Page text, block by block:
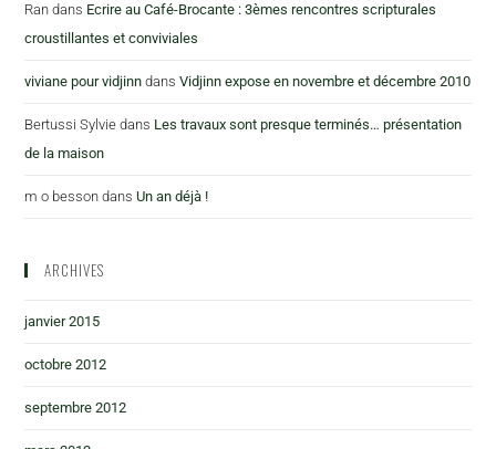
Ran dans Ecrire au Café-Brocante : 3èmes rencontres scripturales
croustillantes et conviviales
viviane pour vidjinn dansVidjinn expose en novembre et décembre 2010
Bertussi Sylvie dans Les travaux sont presque terminés… présentation
de la maison
m o besson dansUn an déjà !
ARCHIVES
janvier 2015
octobre 2012
septembre 2012